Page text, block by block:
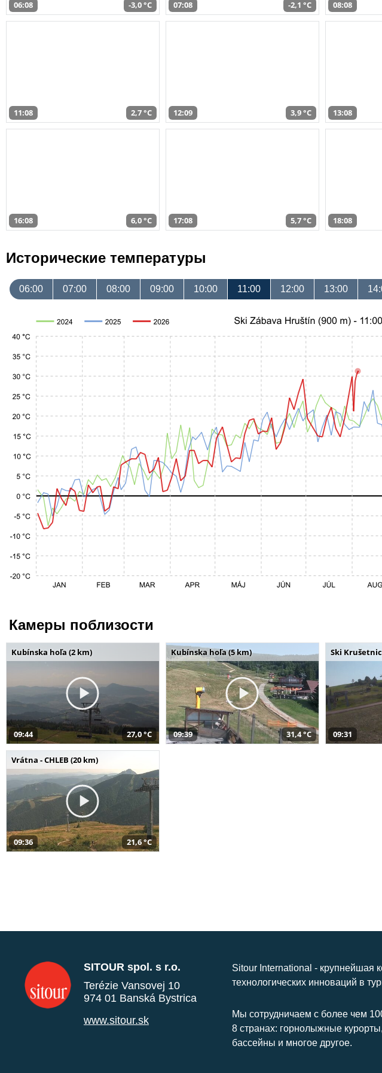
06:08 -3,0 °C 07:08 -2,1 °C 08:08
11:08 2,7 °C 12:09 3,9 °C 13:08
16:08 6,0 °C 17:08 5,7 °C 18:08
Исторические температуры
06:00 07:00 08:00 09:00 10:00 11:00 12:00 13:00
Камеры поблизости
Kubínska hoľa (2 km)
09:44 27,0 °C
Kubínska hoľa (5 km)
09:39 31,4 °C
Ski
09:31
Vrátna - CHLEB (20 km)
09:36 21,6 °C
SITOUR spol. s r.o.
Terézie Vansovej 10
974 01 Banská Bystrica
www.sitour.sk
Sitour International - крупнейшая
технологических инноваций в
Мы сотрудничаем с более чем
8 странах: горнолыжные
бассейны и многое другое.